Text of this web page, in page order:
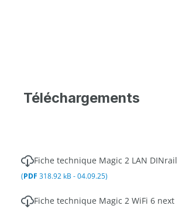
Téléchargements
Fiche technique Magic 2 LAN DINrail
(PDF 318.92 kB - 04.09.25)
Fiche technique Magic 2 WiFi 6 next